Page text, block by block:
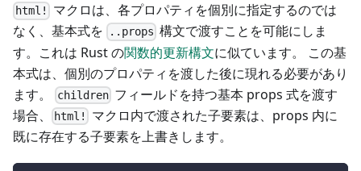
html!
マクロは、各プロパティを個別に指定するのでは
なく、基本式を
..props 構文で渡すことを可能にしま
す。これは Rust の関数的更新構文に似ています。 この基
本式は、個別のプロパティを渡した後に現れる必要があり
ます。
children フィールドを持つ基本 props 式を渡す
場合、
html!
マクロ内で渡された子要素は、props 内に
既に存在する子要素を上書きします。